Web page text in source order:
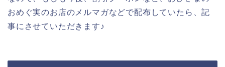
おめぐ実のお店のメルマガなどで配布していたら、記
事にさせていただきます♪